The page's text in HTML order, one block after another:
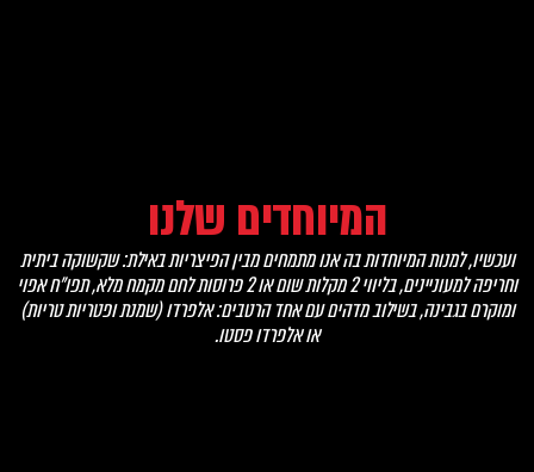
המיוחדים שלנו
ועכשיו, למנות המיוחדות בה אנו מתמחים מבין הפיצריות באילת: שקשוקה ביתית
וחריפה למעוניינים, בליווי 2 מקלות שום או 2 פרוסות לחם מקמח מלא, תפו"ח אפוי
ומוקרם בגבינה, בשילוב מדהים עם אחד הרטבים: אלפרדו (שמנת ופטריות טריות)
או אלפרדו פסטו.